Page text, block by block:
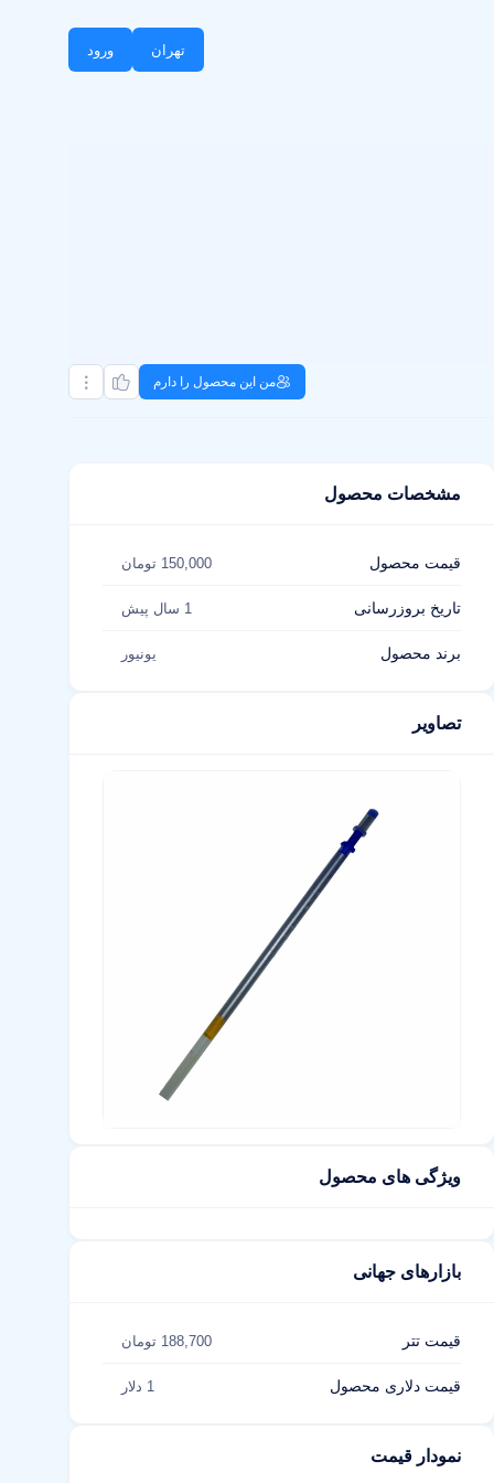
تهران ورود
من این محصول را دارم
مشخصات محصول
قیمت محصول 150,000 تومان
تاریخ بروزرسانی 1 سال پیش
برند محصول یونیور
تصاویر
ویژگی های محصول
بازارهای جهانی
قیمت تتر 188,700 تومان
قیمت دلاری محصول 1 دلار
نمودار قیمت